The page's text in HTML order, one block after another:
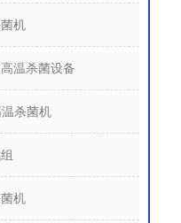
机
温杀菌设备
杀菌机
机